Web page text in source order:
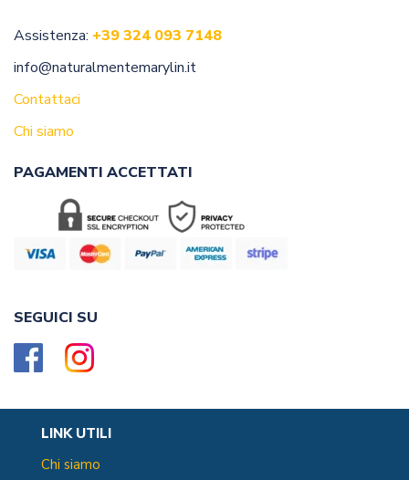
Assistenza: +39 324 093 7148
info@naturalmentemarylin.it
Contattaci
Chi siamo
PAGAMENTI ACCETTATI
SEGUICI SU
LINK UTILI
Chi siamo